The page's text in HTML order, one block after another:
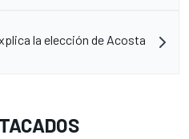
la elección de Acosta